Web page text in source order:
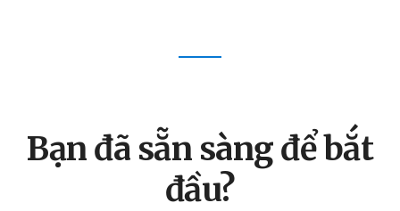
Bạn đã sẵn sàng để bắt
đầu?